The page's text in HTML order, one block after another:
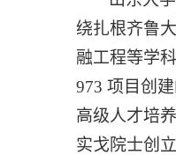
绕扎根齐鲁
融工程等学
973 项目创
高级人才培
实戈院士创